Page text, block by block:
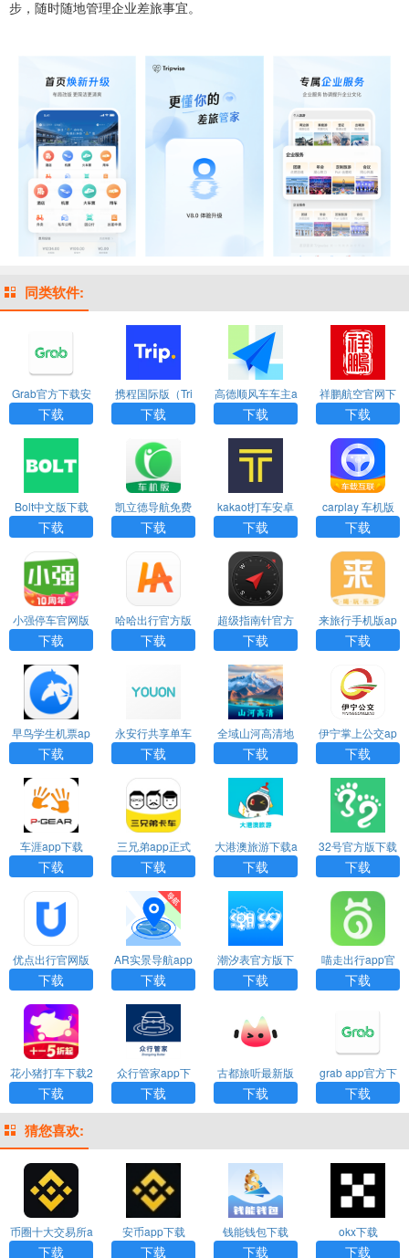
步，随时随地管理企业差旅事宜。
同类软件:
Grab官方下载安
卓版app
下载
携程国际版（Tri
p.com）app
下载
高德顺风车车主a
pp官方版最新版
下载
祥鹏航空官网下
载app
下载
Bolt中文版下载
下载
凯立德导航免费
车机版2024最新
版
下载
kakaot打车安卓
下载
下载
carplay 车机版
下载
小强停车官网版
下载
下载
哈哈出行官方版
下载
下载
超级指南针官方
正版下载安装
下载
来旅行手机版ap
p
下载
早鸟学生机票ap
p下载
下载
永安行共享单车
下载app
下载
全域山河高清地
图下载手机版
下载
伊宁掌上公交ap
p下载
下载
车涯app下载
下载
三兄弟app正式
版
下载
大港澳旅游下载a
pp
下载
32号官方版下载
下载
优点出行官网版
下载
下载
AR实景导航app
免费下载
下载
潮汐表官方版下
载
下载
喵走出行app官
网版最新版下载
下载
花小猪打车下载2
024安卓最新版
下载
众行管家app下
载官网版
下载
古都旅听最新版
下载
grab app官方下
载安卓版
下载
猜您喜欢:
币圈十大交易所a
pp下载
下载
安币app下载
下载
钱能钱包下载
下载
okx下载
下载